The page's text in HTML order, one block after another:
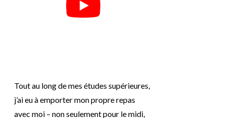
Tout au long de mes études supérieures,
j’ai eu à emporter mon propre repas
avec moi – non seulement pour le midi,